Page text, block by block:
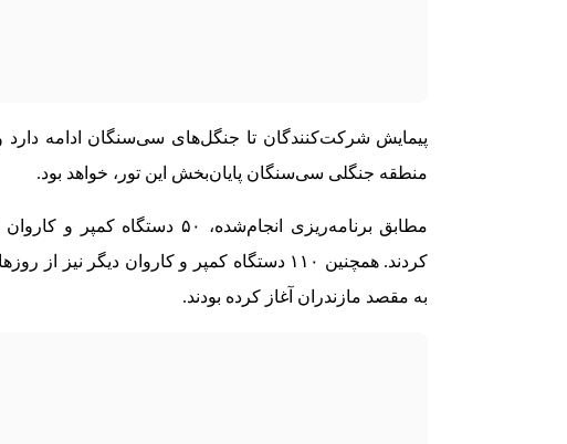
پیمایش شرکت‌کنندگان تا جنگل‌های سی‌سنگان ادامه
منطقه جنگلی سی‌سنگان پایان‌بخش این تور، خواهد بود.
مطابق برنامه‌ریزی انجام‌شده،
کردند. همچنین ۱۱۰ دستگاه کمپر و کاروان
به مقصد مازندران آغاز کرده بودند.